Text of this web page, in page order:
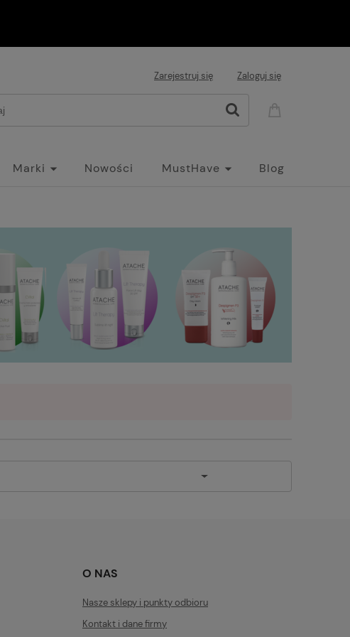
Zarejestruj się Zaloguj się
Marki Nowości MustHave Blog
O NAS
Nasze sklepy i punkty odbioru
Kontakt i dane firmy